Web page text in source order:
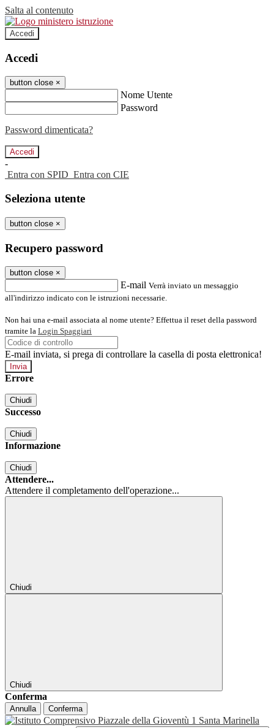
Salta al contenuto
Accedi
Accedi
button close ×
Nome Utente
Password
Password dimenticata?
-
Entra con SPID Entra con CIE
Seleziona utente
button close ×
Recupero password
button close ×
E-mail Verrà inviato un messaggio
all'indirizzo indicato con le istruzioni necessarie.
Non hai una e-mail associata al nome utente? Effettua il reset della password
tramite la Login Spaggiari
E-mail inviata, si prega di controllare la casella di posta elettronica!
Errore
Chiudi
Successo
Chiudi
Informazione
Chiudi
Attendere...
Attendere il completamento dell'operazione...
Chiudi
Chiudi
Conferma
Annulla Conferma